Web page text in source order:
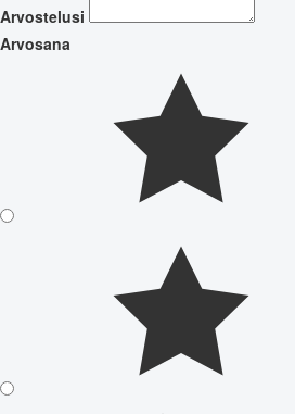
Arvostelusi
Arvosana